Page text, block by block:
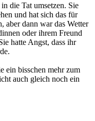
die Tat umsetzen. Sie
und hat sich das für
aber dann war das Wetter
oder ihrem Freund
hatte Angst, dass ihr
ein bisschen mehr zum
auch gleich noch ein